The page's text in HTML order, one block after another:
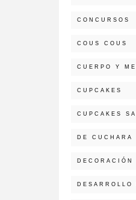
CONCURSOS
COUS COUS
CUERPO Y
CUPCAKES
CUPCAKES
DE CUCHARA
DECORACIÓN
DESARROLLO